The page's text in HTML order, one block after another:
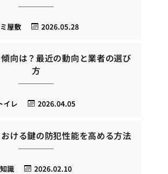
2026.05.28
屋敷
向は？最近の動向と業者の選び
方
2026.04.05
イレ
ける鍵の防犯性能を高める方法
2026.02.10
知識